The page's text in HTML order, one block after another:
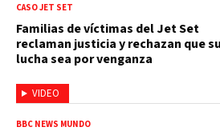
VIDEO
CASO JET SET
Familias de víctimas del Jet Set
reclaman justicia y rechazan que su
lucha sea por venganza
BBC NEWS MUNDO